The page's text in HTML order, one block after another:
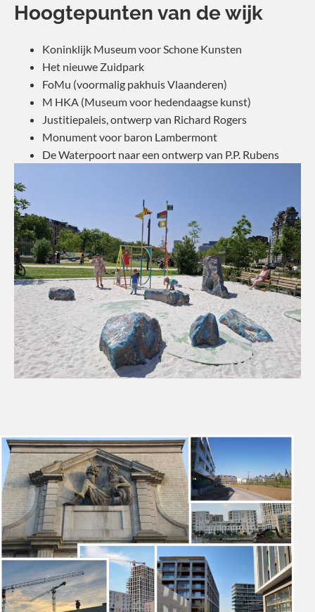
Hoogtepunten van de wijk
Koninklijk Museum voor Schone Kunsten
Het nieuwe Zuidpark
FoMu (voormalig pakhuis Vlaanderen)
M HKA (Museum voor hedendaagse kunst)
Justitiepaleis, ontwerp van Richard Rogers
Monument voor baron Lambermont
De Waterpoort naar een ontwerp van P.P. Rubens